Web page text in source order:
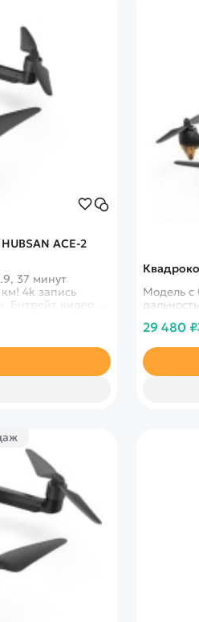
ACE-2
37 минут
4k запись
Битрейт видео -
Модель с
29 480 ₽